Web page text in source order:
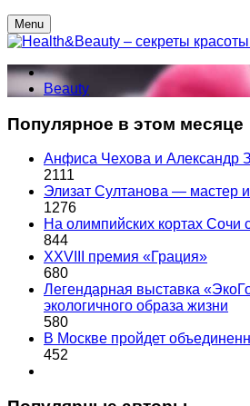
Menu
Beauty
Популярное в этом месяце
Анфиса Чехова и Александр
2111
Элизат Султанова — мастер
1276
На олимпийских кортах
844
XXVIII премия «Грация»
680
Легендарная выставка
экологичного образа жизни
580
В Москве пройдет
452